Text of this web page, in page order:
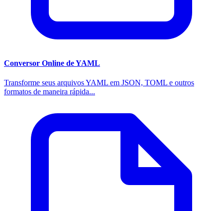
Conversor Online de YAML
Transforme seus arquivos YAML em JSON, TOML e outros
formatos de maneira rápida...